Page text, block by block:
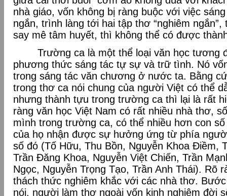
nhà giáo, vốn không bị ràng buộc với việc
ngắn, trình làng tới hai tập thơ “nghiêm
say mê tâm huyết, thì không thể có được
Trường ca là một thể loại văn học tương
phương thức sáng tác tự sự và trữ tình. Nó
trong sáng tác văn chương ở nước ta. Bằng
trong thơ ca nói chung của người Việt có thể
nhưng thành tựu trong trường ca thì lại là rất
ràng văn học Việt Nam có rất nhiều nhà thơ,
mình trong trường ca, có thể nhiều hơn con
của họ nhận được sự hưởng ứng từ phía
số đó (Tố Hữu, Thu Bồn, Nguyễn Khoa Điềm,
Trần Đăng Khoa, Nguyễn Việt Chiến, Trần
Ngọc, Nguyễn Trọng Tạo, Trần Anh Thái). Rõ
thách thức nghiêm khắc với các nhà thơ.
nói, người làm thơ ngoài vốn kinh nghiệm đời